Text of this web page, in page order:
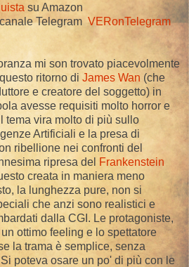
su Amazon
Telegram VERonTelegram
mi son trovato piacevolmente
ritorno di James Wan (che
e creatore del soggetto) in
avesse requisiti molto horror e
tema vira molto di più sullo
Artificiali e la presa di
ribellione nei confronti del
ripresa del Frankenstein
creata in maniera meno
la lunghezza pure, non si
che anzi sono realistici e
dalla CGI. Le protagoniste,
ottimo feeling e lo spettatore
la trama è semplice, senza
poteva osare un po' di più con le